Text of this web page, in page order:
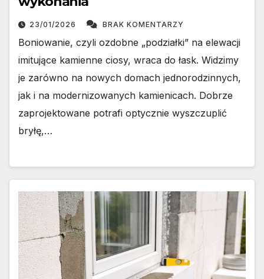
23/01/2026 BRAK KOMENTARZY
Boniowanie, czyli ozdobne „podziałki” na elewacji
imitujące kamienne ciosy, wraca do łask. Widzimy
je zarówno na nowych domach jednorodzinnych,
jak i na modernizowanych kamienicach. Dobrze
zaprojektowane potrafi optycznie wyszczuplić
bryłę,…